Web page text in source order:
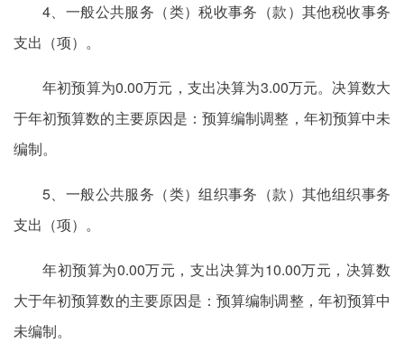
4、一般公共服务（类）税收事务（款）其他税收事务
支出（项）。
年初预算为0.00万元，支出决算为3.00万元。决算数大
于年初预算数的主要原因是：预算编制调整，年初预算中未
编制。
5、一般公共服务（类）组织事务（款）其他组织事务
支出（项）。
年初预算为0.00万元，支出决算为10.00万元，决算数
大于年初预算数的主要原因是：预算编制调整，年初预算中
未编制。